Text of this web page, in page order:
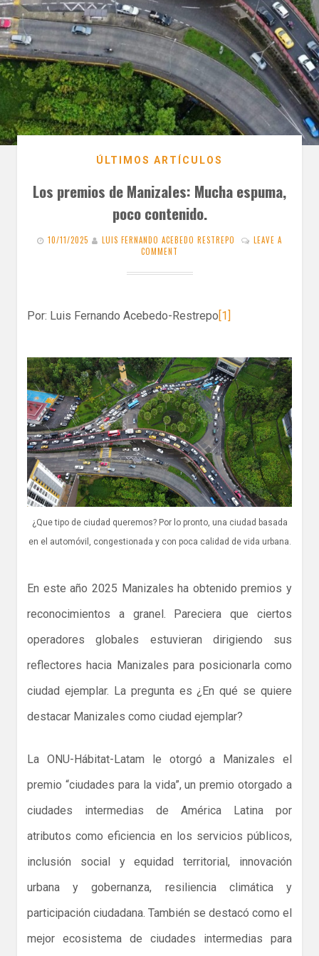
ÚLTIMOS ARTÍCULOS
Los premios de Manizales: Mucha espuma,
poco contenido.
10/11/2025 LUIS FERNANDO ACEBEDO RESTREPO
LEAVE A
COMMENT
Por: Luis Fernando Acebedo-Restrepo [1]
¿Que tipo de ciudad queremos? Por lo pronto, una ciudad basada
en el automóvil, congestionada y con poca calidad de vida urbana.
En este año 2025 Manizales ha obtenido premios y
reconocimientos a granel. Pareciera que ciertos
operadores globales estuvieran dirigiendo sus
reflectores hacia Manizales para posicionarla como
ciudad ejemplar. La pregunta es ¿En qué se quiere
destacar Manizales como ciudad ejemplar?
La ONU-Hábitat-Latam le otorgó a Manizales el
premio “ciudades para la vida”, un premio otorgado a
ciudades intermedias de América Latina por
atributos como eficiencia en los servicios públicos,
inclusión social y equidad territorial, innovación
urbana y gobernanza, resiliencia climática y
participación ciudadana. También se destacó como el
mejor ecosistema de ciudades intermedias para